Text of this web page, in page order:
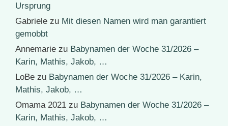
Ursprung
Gabriele zu Mit diesen Namen wird man garantiert
gemobbt
Annemarie zu Babynamen der Woche 31/2026 –
Karin, Mathis, Jakob, …
LoBe zu Babynamen der Woche 31/2026 – Karin,
Mathis, Jakob, …
Omama 2021 zu Babynamen der Woche 31/2026 –
Karin, Mathis, Jakob, …